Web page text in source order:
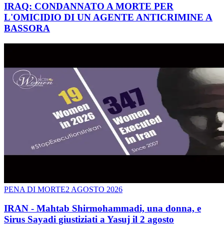
IRAQ: CONDANNATO A MORTE PER
L'OMICIDIO DI UN AGENTE ANTICRIMINE A
BASSORA
PENA DI MORTE2 AGOSTO 2026
IRAN - Mahtab Shirmohammadi, una donna, e
Sirus Sayadi giustiziati a Yasuj il 2 agosto